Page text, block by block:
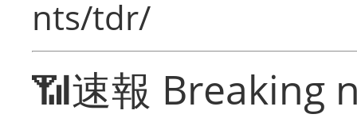
nts/tdr/
📶速報 Breaking